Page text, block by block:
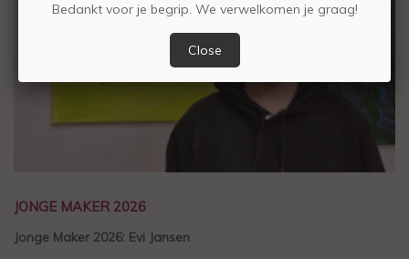
JONGE MAKER 2026
Jonge Maker 2026: Evi Jansen
Bedankt voor je begrip. We verwelkomen je graag!
Close